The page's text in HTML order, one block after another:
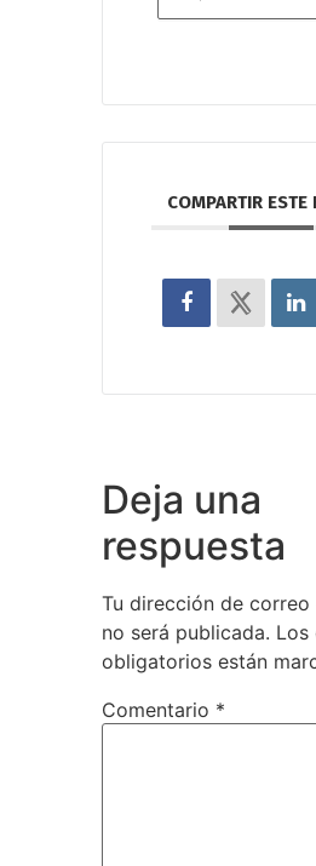
COMPARTIR ESTE
Deja una
respuesta
Tu dirección de
no será publicada. Los
obligatorios están
Comentario *